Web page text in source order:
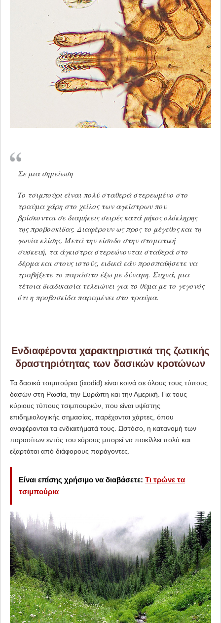
Σε μια σημείωση
Το τσιμπούρι είναι πολύ σταθερά στερεωμένο στο
τραύμα χάρη στο χείλος των αγκίστρων που
βρίσκονται σε διαμήκεις σειρές κατά μήκος ολόκληρης
της προβοσκίδας. Διαφέρουν ως προς το μέγεθος και τη
γωνία κλίσης. Μετά την είσοδο στην στοματική
συσκευή, τα άγκιστρα στερεώνονται σταθερά στο
δέρμα και στους ιστούς, ειδικά εάν προσπαθήσετε να
τραβήξετε το παράσιτο έξω με δύναμη. Συχνά, μια
τέτοια διαδικασία τελειώνει για το θύμα με το γεγονός
ότι η προβοσκίδα παραμένει στο τραύμα.
Ενδιαφέροντα χαρακτηριστικά της ζωτικής
δραστηριότητας των δασικών κροτώνων
Τα δασικά τσιμπούρια (ixodid) είναι κοινά σε όλους τους τύπους
δασών στη Ρωσία, την Ευρώπη και την Αμερική. Για τους
κύριους τύπους τσιμπουριών, που είναι υψίστης
επιδημιολογικής σημασίας, παρέχονται χάρτες, όπου
αναφέρονται τα ενδιαιτήματά τους. Ωστόσο, η κατανομή των
παρασίτων εντός του εύρους μπορεί να ποικίλλει πολύ και
εξαρτάται από διάφορους παράγοντες.
Είναι επίσης χρήσιμο να διαβάσετε: Τι τρώνε τα
τσιμπούρια